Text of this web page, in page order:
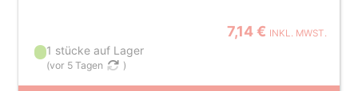
7,14 € INKL. MWST.
1 stücke auf Lager
(vor 5 Tagen )